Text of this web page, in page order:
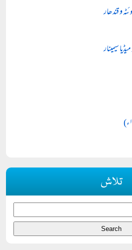
و قندھار
سیمینار
تلاش